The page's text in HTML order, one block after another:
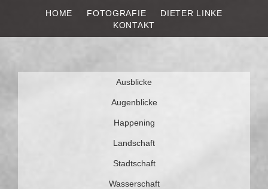
HOME FOTOGRAFIE
DIETER LINKE
KONTAKT
DIETER LINKE
Ausblicke
Augenblicke
Happening
Landschaft
Stadtschaft
Wasserschaft